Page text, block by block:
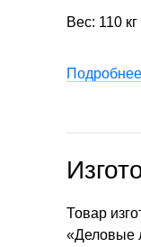
Вес: 110 кг
Товар
«Деловые